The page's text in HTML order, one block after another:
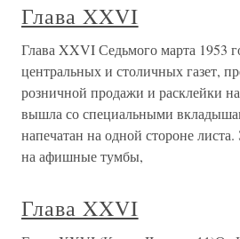
Глава XXVI
Глава XXVI Седьмого марта 1953
центральных и столичных газет,
розничной продажи и расклейки
вышла со специальными
напечатан на одной стороне
на афишные тумбы,
Глава XXVI